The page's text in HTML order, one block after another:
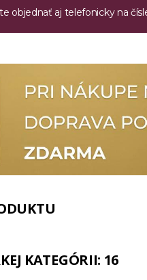
objednať aj telefonicky na
KATEGÓRII: 16